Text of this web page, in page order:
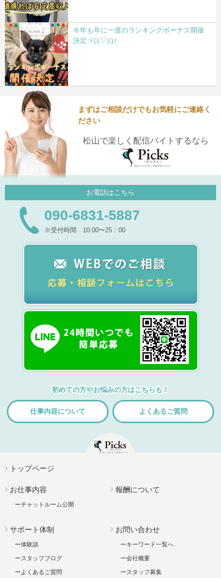
今年も年に一度のランキングボーナス開催
決定ヾ(≧▽≦)ﾉ
まずはご相談だけでもお気軽にご連絡く
ださい
松山で楽しく配信バイトするなら
お電話はこちら
090-6831-5887
※受付時間 10:00〜25：00
初めての方やお悩みの方はこちらも！
仕事内容について よくあるご質問
トップページ
お仕事内容
チャットルーム公開
報酬について
サポート体制
体験談
スタッフブログ
よくあるご質問
お問い合わせ
キーワード一覧へ
会社概要
スタッフ募集